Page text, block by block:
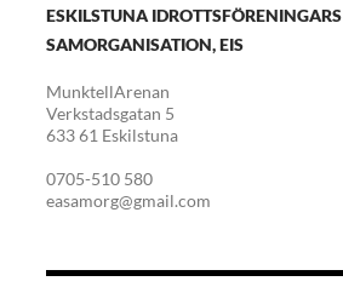
ESKILSTUNA IDROTTSFÖRENINGARS
SAMORGANISATION, EIS
MunktellArenan
Verkstadsgatan 5
633 61 Eskilstuna
0705-510 580
easamorg@gmail.com